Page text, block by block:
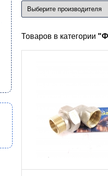
Товаров в категории